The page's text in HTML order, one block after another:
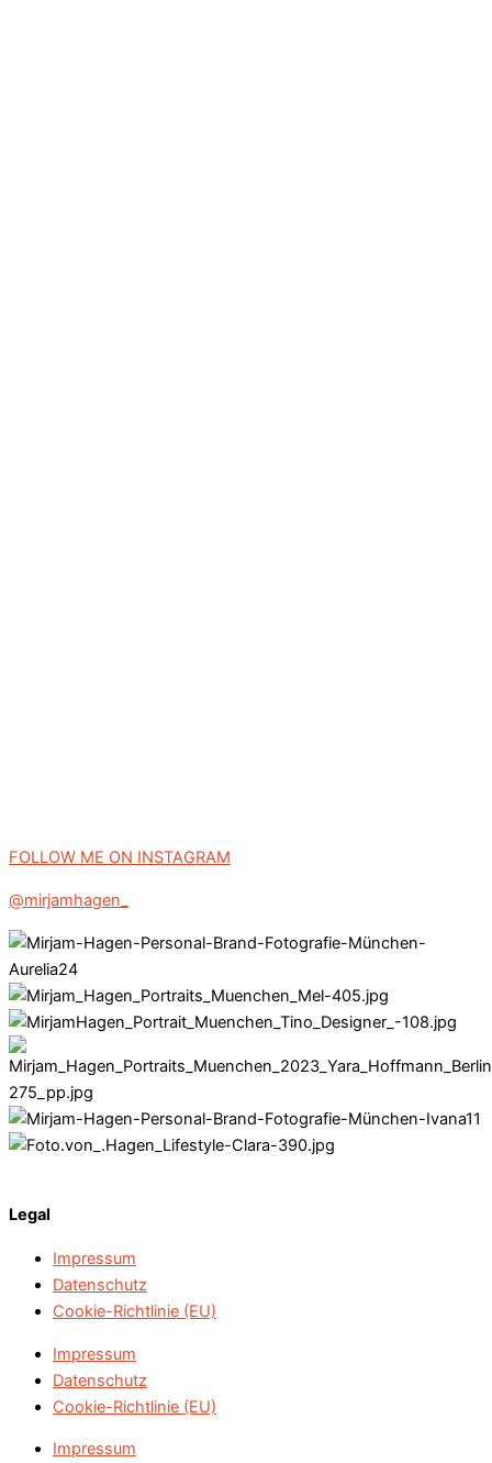
FOLLOW ME ON INSTAGRAM
@mirjamhagen_
Legal
Impressum
Datenschutz
Cookie-Richtlinie (EU)
Impressum
Datenschutz
Cookie-Richtlinie (EU)
Impressum